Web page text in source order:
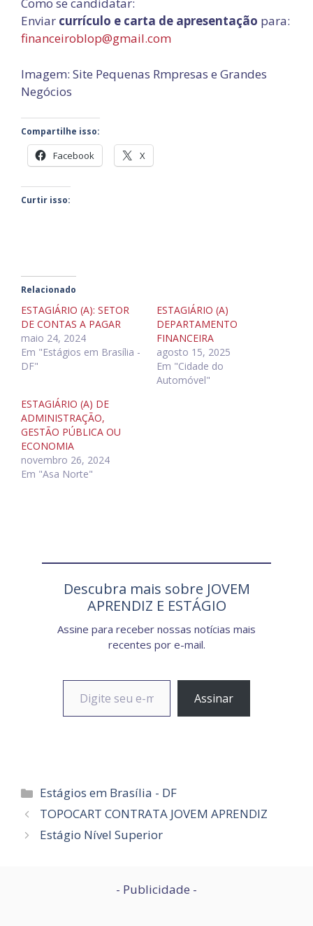
Como se candidatar:
Enviar currículo e carta de apresentação para:
financeiroblop@gmail.com
Imagem: Site Pequenas Rmpresas e Grandes
Negócios
Compartilhe isso:
Facebook X
Curtir isso:
Relacionado
ESTAGIÁRIO (A): SETOR
DE CONTAS A PAGAR
maio 24, 2024
Em "Estágios em Brasília -
DF"
ESTAGIÁRIO (A)
DEPARTAMENTO
FINANCEIRA
agosto 15, 2025
Em "Cidade do
Automóvel"
ESTAGIÁRIO (A) DE
ADMINISTRAÇÃO,
GESTÃO PÚBLICA OU
ECONOMIA
novembro 26, 2024
Em "Asa Norte"
Descubra mais sobre JOVEM
APRENDIZ E ESTÁGIO
Assine para receber nossas notícias mais
recentes por e-mail.
Digite seu e-mail…
Assinar
Categorias
Estágios em Brasília - DF
TOPOCART CONTRATA JOVEM APRENDIZ
Estágio Nível Superior
- Publicidade -